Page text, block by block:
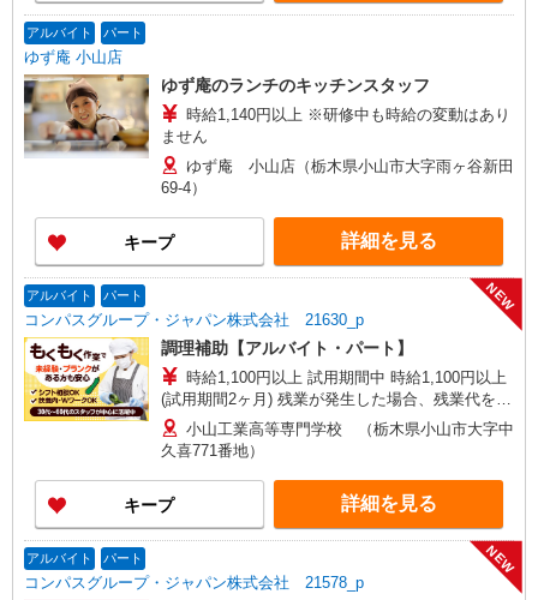
アルバイト パート
ゆず庵 小山店
ゆず庵のランチのキッチンスタッフ
時給1,140円以上 ※研修中も時給の変動はあり
ません
ゆず庵 小山店（栃木県小山市大字雨ヶ谷新田
69-4）
キープ 詳細を見る
アルバイト パート
コンパスグループ・ジャパン株式会社 21630_p
NEW
調理補助【アルバイト・パート】
時給1,100円以上 試用期間中 時給1,100円以上
(試用期間2ヶ月) 残業が発生した場合、残業代を1
分単位で別途支給します。
小山工業高等専門学校 （栃木県小山市大字中
久喜771番地）
キープ 詳細を見る
アルバイト パート
コンパスグループ・ジャパン株式会社 21578_p
NEW